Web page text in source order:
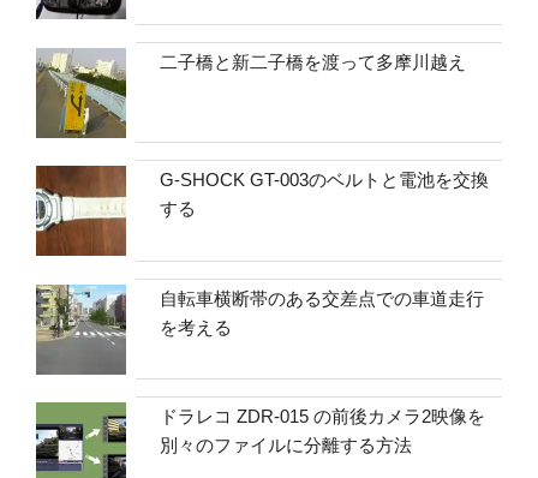
二子橋と新二子橋を渡って多摩川越え
G-SHOCK GT-003のベルトと電池を交換
する
自転車横断帯のある交差点での車道走行
を考える
ドラレコ ZDR-015 の前後カメラ2映像を
別々のファイルに分離する方法